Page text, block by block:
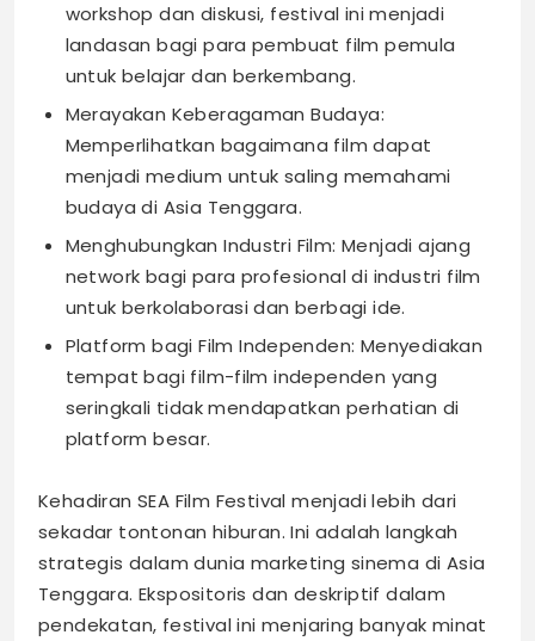
workshop dan diskusi, festival ini menjadi
landasan bagi para pembuat film pemula
untuk belajar dan berkembang.
Merayakan Keberagaman Budaya:
Memperlihatkan bagaimana film dapat
menjadi medium untuk saling memahami
budaya di Asia Tenggara.
Menghubungkan Industri Film: Menjadi ajang
network bagi para profesional di industri film
untuk berkolaborasi dan berbagi ide.
Platform bagi Film Independen: Menyediakan
tempat bagi film-film independen yang
seringkali tidak mendapatkan perhatian di
platform besar.
Kehadiran SEA Film Festival menjadi lebih dari
sekadar tontonan hiburan. Ini adalah langkah
strategis dalam dunia marketing sinema di Asia
Tenggara. Ekspositoris dan deskriptif dalam
pendekatan, festival ini menjaring banyak minat